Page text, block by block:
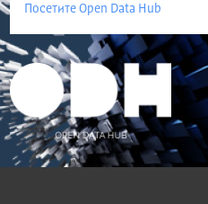
Посетите Open Data Hub